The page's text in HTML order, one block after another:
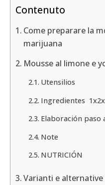
Contenuto
Come preparare la
marijuana
Mousse al limone e
Utensilios
Ingredientes
Elaboración paso
Note
NUTRICIÓN
Varianti e alternative